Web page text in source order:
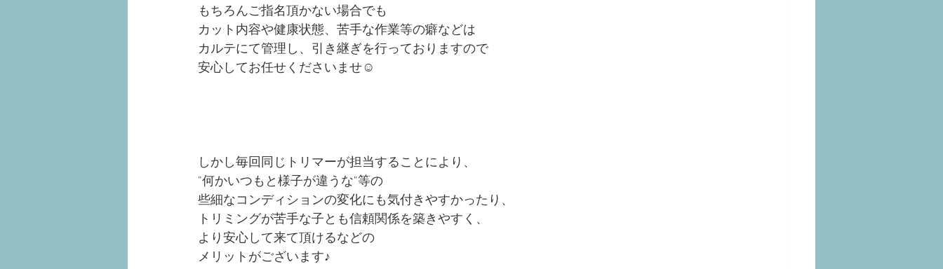
もちろんご指名頂かない場合でも
カット内容や健康状態、苦手な作業等の癖などは
カルテにて管理し、引き継ぎを行っておりますので
安心してお任せくださいませ☺︎
しかし毎回同じトリマーが担当することにより、
"何かいつもと様子が違うな"等の
些細なコンディションの変化にも気付きやすかったり、
トリミングが苦手な子とも信頼関係を築きやすく、
より安心して来て頂けるなどの
メリットがございます♪